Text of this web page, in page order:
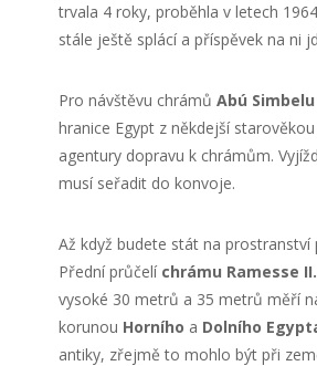
trvala 4 roky, proběhla v letech
stále ještě splácí a příspěvek na ni
Pro návštěvu chrámů Abú Simbelu
hranice Egypt z někdejší
agentury dopravu k chrámům.
musí seřadit do konvoje.
Až když budete stát na
Přední průčelí chrámu Ramesse II.
vysoké 30 metrů a 35 metrů měří
korunou Horního a Dolního
antiky, zřejmě to mohlo být při